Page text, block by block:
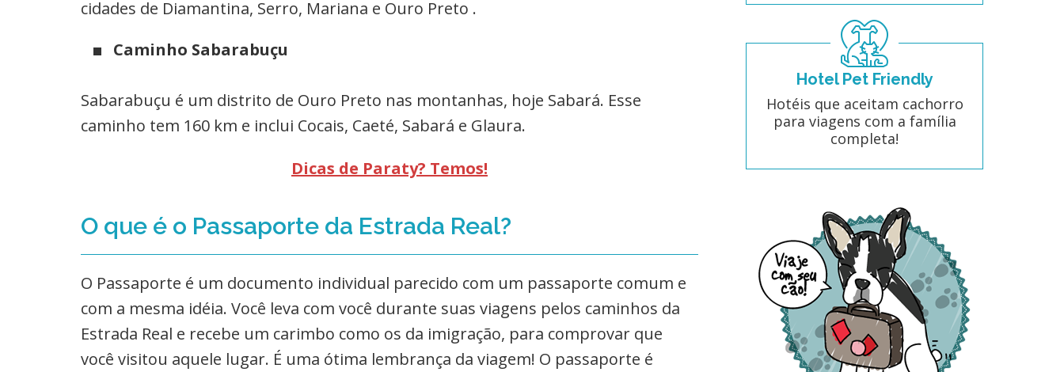
cidades de Diamantina, Serro, Mariana e Ouro Preto .
Caminho Sabarabuçu
Sabarabuçu é um distrito de Ouro Preto nas montanhas, hoje Sabará. Esse
caminho tem 160 km e inclui Cocais, Caeté, Sabará e Glaura.
Dicas de Paraty? Temos!
O que é o Passaporte da Estrada Real?
O Passaporte é um documento individual parecido com um passaporte comum e
com a mesma idéia. Você leva com você durante suas viagens pelos caminhos da
Estrada Real e recebe um carimbo como os da imigração, para comprovar que
você visitou aquele lugar. É uma ótima lembrança da viagem! O passaporte é
Hotel Pet Friendly
Hotéis que aceitam cachorro
para viagens com a família
completa!